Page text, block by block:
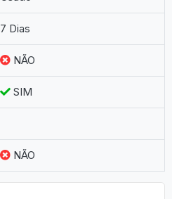
7 Dias
NÃO
SIM
NÃO